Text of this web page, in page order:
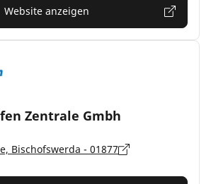
Website anzeigen
Zentrale Gmbh
Bischofswerda - 01877